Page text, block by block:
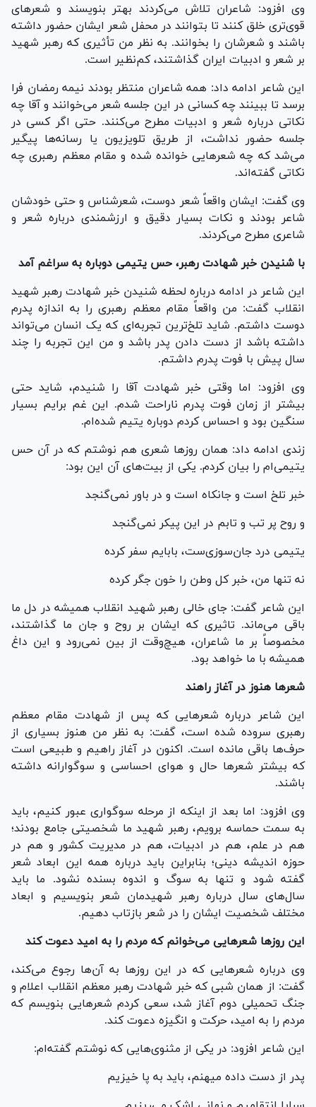
وی افزود: شاعران تلاش می‌کردند بهتر بنویسند و شعرهای
قوی‌تری خلق کنند تا بتوانند در محفل شعر ایشان حضور داشته
باشند و شعرشان را بخوانند. به نظر من تأثیری که رهبر شهید
بر شعر و ادبیات ایران گذاشتند، کم‌نظیر است.
این شاعر ادامه داد: همه شاعران منتظر بودند نیمه رمضان فرا
برسد تا ببینند چه کسانی در این جلسه شعر می‌خوانند و آقا چه
نکاتی درباره شعر و ادبیات مطرح می‌کنند. حتی اگر کسی در
جلسه حضور نداشت، از طریق تلویزیون یا رسانه‌ها پیگیر
می‌شد که چه شعرهایی خوانده شده و مقام معظم رهبری چه
نکاتی گفته‌اند.
وی گفت: ایشان واقعاً شعر دوست، شعرشناس و حتی خودشان
شاعر بودند و نکات بسیار دقیق و ارزشمندی درباره شعر و
شاعری مطرح می‌کردند.
با شنیدن خبر شهادت رهبر، حس یتیمی دوباره به سراغم آمد
این شاعر در ادامه درباره لحظه شنیدن خبر شهادت رهبر شهید
انقلاب گفت: من واقعاً مقام معظم رهبری را به اندازه پدرم
دوست داشتم. شاید تلخ‌ترین تجربه‌ای که یک انسان می‌تواند
داشته باشد از دست دادن پدر باشد و من این تجربه را چند
سال پیش با فوت پدرم داشتم.
وی افزود: اما وقتی خبر شهادت آقا را شنیدم، شاید حتی
بیشتر از زمان فوت پدرم ناراحت شدم. این غم برایم بسیار
سنگین بود و احساس کردم دوباره یتیم شده‌ام.
زندی ادامه داد: همان روزها شعری هم نوشتم که در آن حس
یتیمی‌ام را بیان کردم. یکی از بیت‌های آن این بود:
خبر تلخ است و جانکاه است و در باور نمی‌گنجد
و روح پر تب و تابم در این پیکر نمی‌گنجد
یتیمی درد جان‌سوزی‌ست، بابایم سفر کرده
نه تنها من، خبر کل وطن را خون جگر کرده
این شاعر گفت: جای خالی رهبر شهید انقلاب همیشه در دل ما
باقی می‌ماند. تاثیری که ایشان بر روح و جان ما گذاشتند،
مخصوصاً بر ما شاعران، هیچ‌وقت از بین نمی‌رود و این داغ
همیشه با ما خواهد بود.
شعرها هنوز در آغاز راهند
این شاعر درباره شعرهایی که پس از شهادت مقام معظم
رهبری سروده شده است، گفت: به نظر من هنوز بسیاری از
حرف‌ها باقی مانده است. اکنون در آغاز راهیم و طبیعی است
که بیشتر شعرها حال و هوای احساسی و سوگوارانه داشته
باشند.
وی افزود: اما بعد از اینکه از مرحله سوگواری عبور کنیم، باید
به سمت حماسه برویم، رهبر شهید ما شخصیتی جامع بودند؛
هم در علم، هم در ادبیات، هم در مدیریت کشور و هم در
حوزه اندیشه دینی؛ بنابراین باید درباره همه این ابعاد شعر
گفته شود و تنها به سوگ و اندوه بسنده نشود. ما باید
سال‌های سال درباره رهبر شهیدمان شعر بنویسیم و ابعاد
مختلف شخصیت ایشان را در شعر بازتاب دهیم.
این روزها شعرهایی می‌خوانم که مردم را به امید دعوت کند
وی درباره شعرهایی که در این روزها به آن‌ها رجوع می‌کند،
گفت: از همان شبی که خبر شهادت رهبر معظم انقلاب اعلام و
جنگ تحمیلی دوم آغاز شد، سعی کردم شعرهایی بنویسم که
مردم را به امید، حرکت و انگیزه دعوت کند.
این شاعر افزود: در یکی از مثنوی‌هایی که نوشتم گفته‌ام:
پدر از دست داده میهنم، باید به پا خیزیم